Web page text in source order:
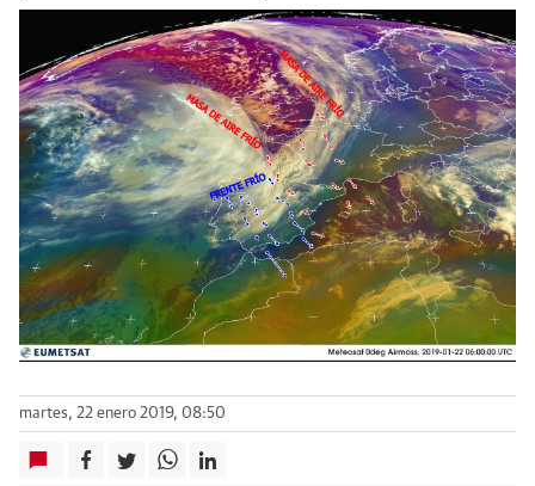
martes, 22 enero 2019, 08:50